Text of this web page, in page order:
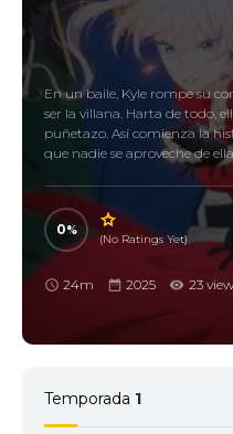
En un baile, Kyle rompe su
ser la villana. Harta de todo,
puñetazo. Así comienza la
que nadie se aproveche de
0
(No Ratings Yet)
24m 2025 23
Temporada 1